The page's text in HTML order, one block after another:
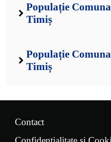
Populație
Timiș
Populație
Timiș
Contact